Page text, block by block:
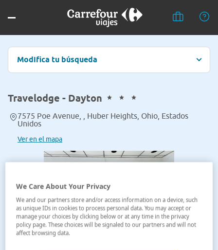
Modifica tu búsqueda
Travelodge - Dayton
7575 Poe Avenue, , Huber Heights, Ohio, Estados
Unidos
Ver en el mapa
We Care About Your Privacy
We and our partners store and/or access information on a device, such
as unique IDs in cookies to process personal data. You may accept or
manage your choices by clicking below or at any time in the privacy
policy page. These choices will be signaled to our partners and will not
affect browsing data.